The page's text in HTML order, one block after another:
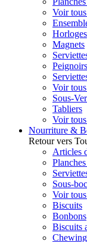
Voir
Horloges
Magnets
Peignoirs
Voir
Sous-
Tabliers
Voir
Nourriture &
Retour vers
Articles
Sous-
Voir
Biscuits
Bonbons
Biscuits